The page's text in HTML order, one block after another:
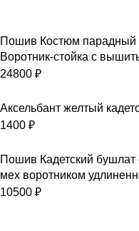
Пошив Костюм парадный
Воротник-стойка с
24800 ₽
Аксельбант желтый
1400 ₽
Пошив Кадетский
мех воротником
10500 ₽